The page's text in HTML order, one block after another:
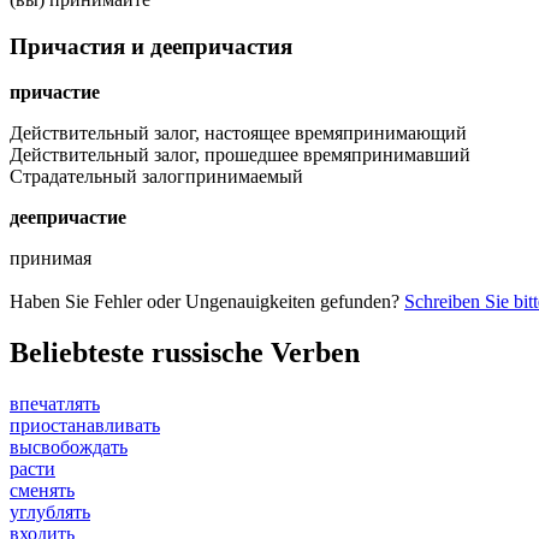
Причастия и деепричастия
причастие
Действительный залог, настоящее времяпринимающий
Действительный залог, прошедшее времяпринимавший
Страдательный залогпринимаемый
деепричастие
принимая
Haben Sie Fehler oder Ungenauigkeiten gefunden? Schreiben Sie
Beliebteste russische Verben
впечатлять
приостанавливать
высвобождать
расти
сменять
углублять
входить